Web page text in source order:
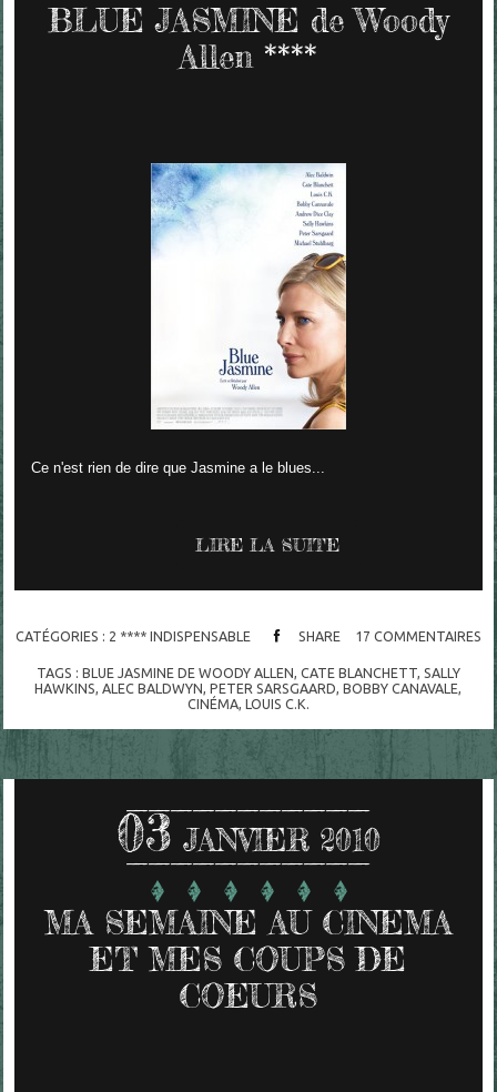
BLUE JASMINE de Woody
Allen ****
Ce n'est rien de dire que Jasmine a le blues...
LIRE LA SUITE
CATÉGORIES : 2 **** INDISPENSABLE SHARE 17 COMMENTAIRES
TAGS : BLUE JASMINE DE WOODY ALLEN, CATE BLANCHETT, SALLY
HAWKINS,ALEC BALDWYN,PETER SARSGAARD,BOBBY CANAVALE,
CINÉMA, LOUIS C.K.
03 JANVIER 2010
MA SEMAINE AU CINEMA
ET MES COUPS DE
COEURS